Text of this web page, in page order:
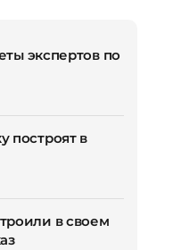
экспертов по
построят в
в своем